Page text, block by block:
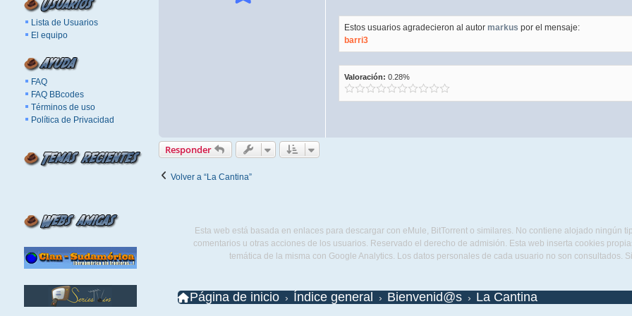
Lista de Usuarios
El equipo
FAQ
FAQ BBcodes
Términos de uso
Política de Privacidad
Estos usuarios agradecieron al autor markus por el mensaje:
barri3
Valoración: 0.28%
Responder
Volver a “La Cantina”
Esta web está basada en enlaces para descargar con eMule, BitTorrent o similares. No contiene alojado ningún
comentarios u otras acciones de los usuarios. Reservado el derecho de admisión. Esta web inserta cookies
temática de la misma con Google Analytics. Los datos personales de cada usuario no son consultados.
Página de inicio Índice general Bienvenid@s La Cantina